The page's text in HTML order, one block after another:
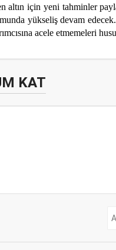
için yeni tahminler
yükseliş devam
acele etmemeleri
KAT